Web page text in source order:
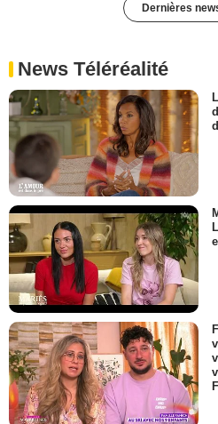
Dernières
News Téléréalité